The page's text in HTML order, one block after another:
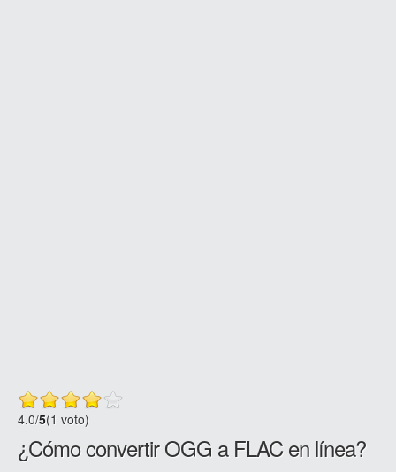
4.0/5(1 voto)
¿Cómo convertir OGG a FLAC en línea?